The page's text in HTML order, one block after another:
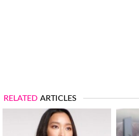
RELATED ARTICLES